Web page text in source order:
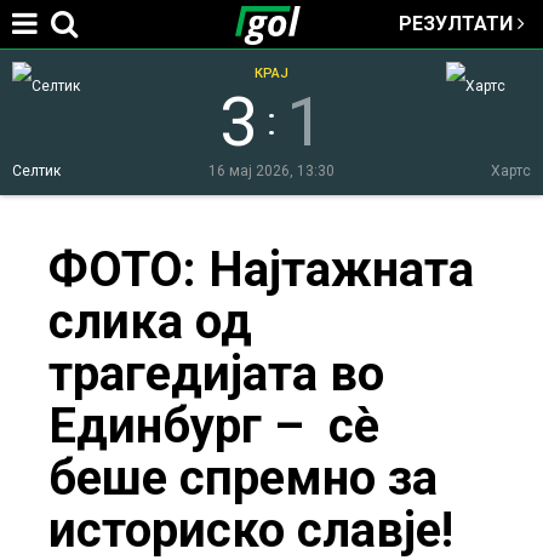
Jump to navigation
РЕЗУЛТАТИ
Селтик Хартс
3 : 1
КРАЈ
16 мај 2026, 13:30
here
ФОТО: Најтажната
слика од
трагедијата во
Единбург – сè
беше спремно за
историско славје!